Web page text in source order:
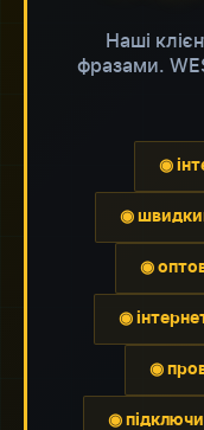
Наші
фразами.
◉
◉
◉
◉
◉
◉